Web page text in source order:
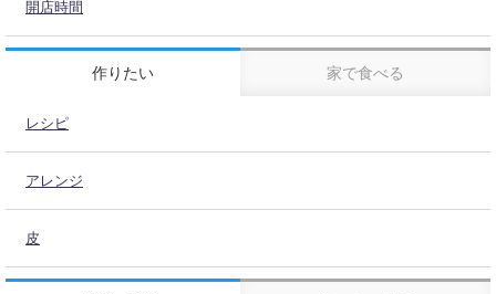
開店時間
作りたい 家で食べる
レシピ
アレンジ
皮